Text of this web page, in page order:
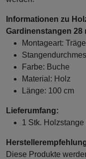
Informationen zu
Gardinenstangen 28
Montageart:
Farbe: Buche
Material: Holz
Länge: 100 cm
Lieferumfang:
1 Stk.
Diese Produkte